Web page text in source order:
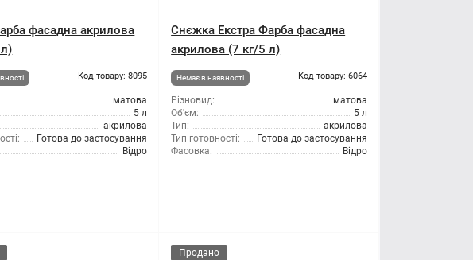
фасадна акрилова
Код товару: 8095
матова
5 л
акрилова
Готова до застосування
Відро
Снєжка Екстра Фарба фасадна
акрилова (7 кг/5 л)
Немає в наявності Код товару: 6064
Різновид:
матова
Об'єм:
5 л
Тип:
акрилова
Тип готовності:
Готова до застосування
Фасовка:
Відро
Продано